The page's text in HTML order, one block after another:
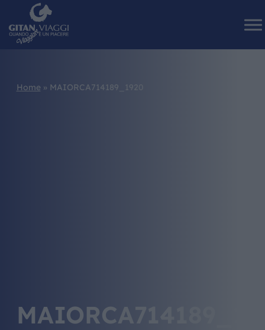
Home » MAIORCA714189_1920